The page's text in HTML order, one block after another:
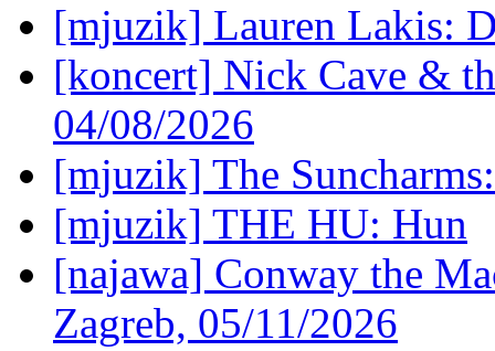
[mjuzik] Lauren Lakis:
[koncert] Nick Cave &
04/08/2026
[mjuzik] The
[mjuzik] THE HU: Hun
[najawa] Conway the
Zagreb, 05/11/2026